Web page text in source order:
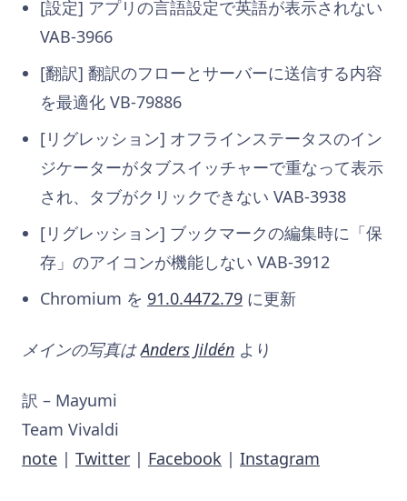
[設定] アプリの言語設定で英語が表示されない
VAB-3966
[翻訳] 翻訳のフローとサーバーに送信する内容
を最適化 VB-79886
[リグレッション] オフラインステータスのイン
ジケーターがタブスイッチャーで重なって表示
され、タブがクリックできない VAB-3938
[リグレッション] ブックマークの編集時に「保
存」のアイコンが機能しない VAB-3912
Chromium を 91.0.4472.79 に更新
メインの写真はAnders Jildén より
訳 – Mayumi
Team Vivaldi
note | Twitter | Facebook | Instagram